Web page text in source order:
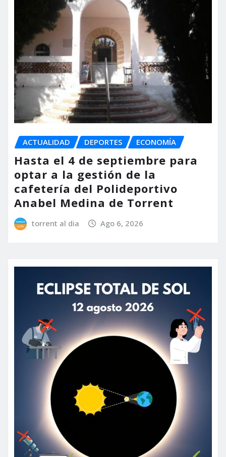
ACTUALIDAD DEPORTES ECONOMÍA
Hasta el 4 de septiembre para
optar a la gestión de la
cafetería del Polideportivo
Anabel Medina de Torrent
torrent al dia Ago 6, 2026